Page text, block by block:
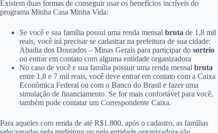
Existem duas formas de conseguir usar os benefícios incríveis do
programa Minha Casa Minha Vida:
Se você e sua família possui uma renda mensal bruta de 1,8 mil
reais, você irá precisar se cadastrar na prefeitura de sua cidade:
Abadia dos Dourados – Minas Gerais para participar do sorteio
ou entrar em contato com alguma entidade organizadora
No caso de você e sua família possuir uma renda mensal bruta
entre 1,8 e 7 mil reais, você deve entrar em contato com a Caixa
Econômica Federal ou com o Banco do Brasil e fazer uma
simulação de financiamento. Se for mais confortável para você,
também pode contatar um Correspondente Caixa.
Para aqueles com renda de até R$1.800, após o cadastro, as famílias